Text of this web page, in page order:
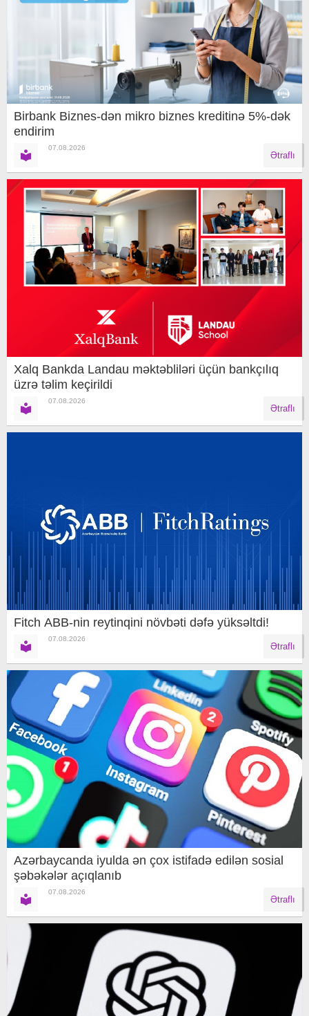
Birbank Biznes-dən mikro biznes kreditinə 5%-dək
endirim
07.08.2026
Ətraflı
Xalq Bankda Landau məktəbliləri üçün bankçılıq
üzrə təlim keçirildi
07.08.2026
Ətraflı
Fitch ABB-nin reytinqini növbəti dəfə yüksəltdi!
07.08.2026
Ətraflı
Azərbaycanda iyulda ən çox istifadə edilən sosial
şəbəkələr açıqlanıb
07.08.2026
Ətraflı